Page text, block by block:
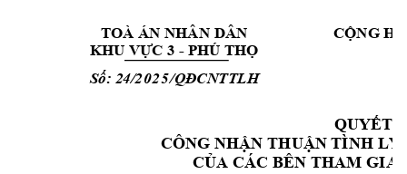
TOÀ ÁN NHÂN DÂN
KHU VỰC 3 - PHÚ THỌ
Số: 24/2025/QĐCNTTLH
CỘNG
QUYẾT
CÔNG NHẬN THUẬN TÌNH LY
CỦA CÁC BÊN THAM GIA